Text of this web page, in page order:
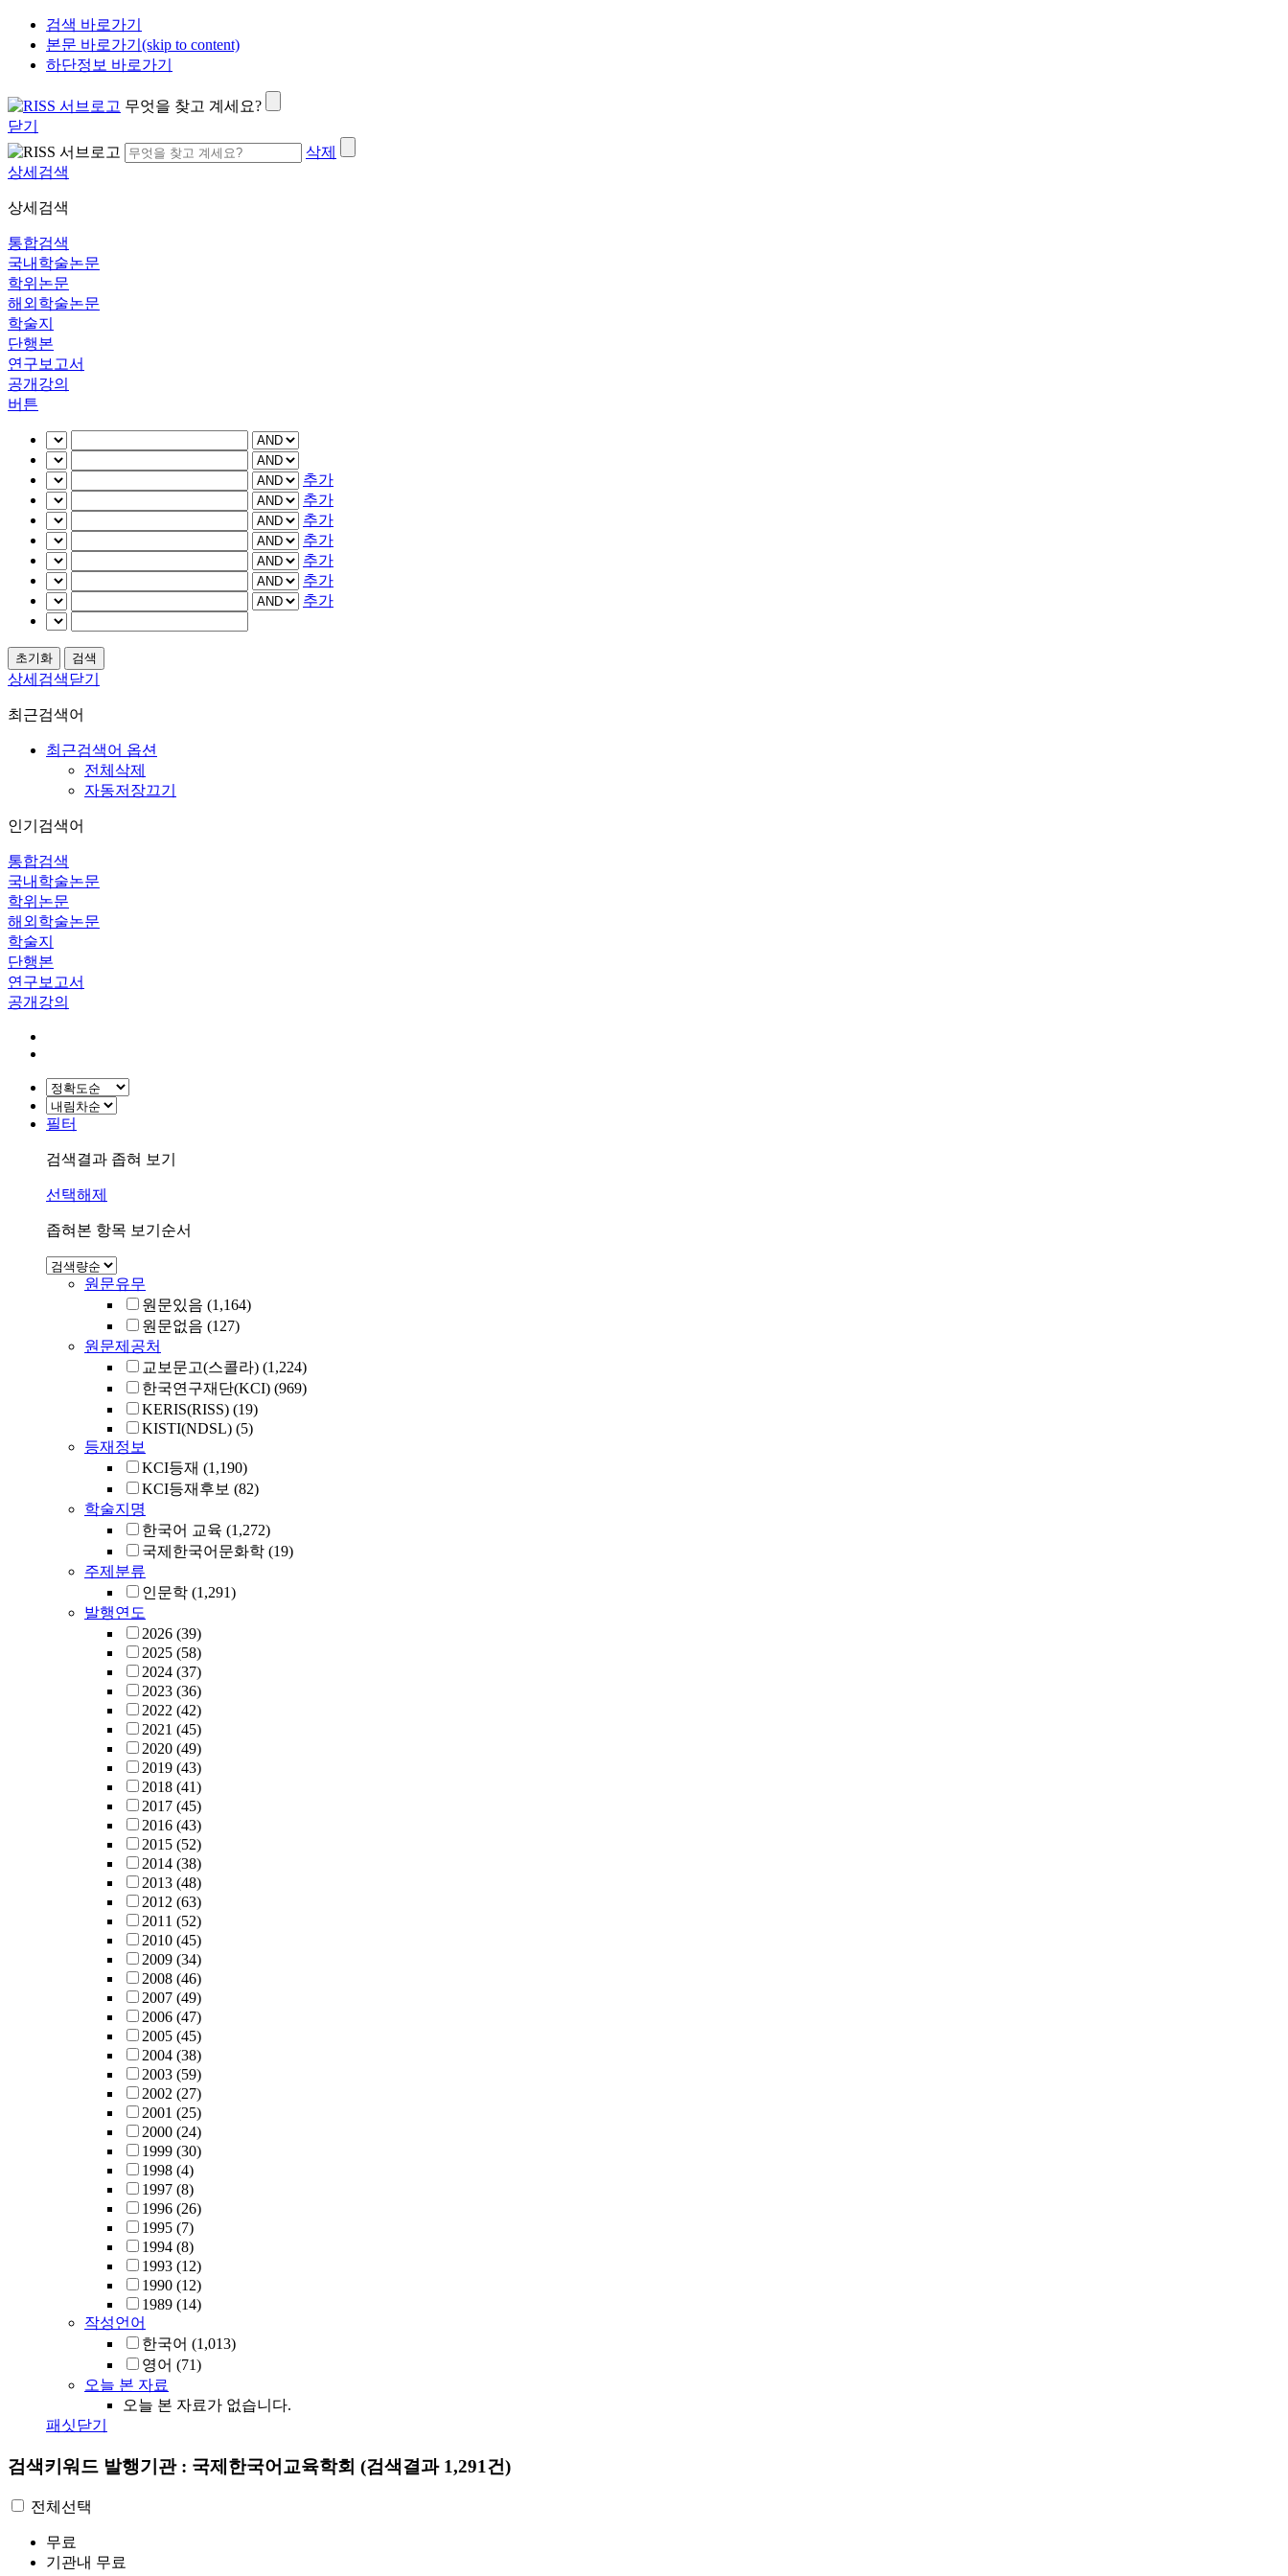
검색 바로가기
본문 바로가기(skip to content)
하단정보 바로가기
무엇을 찾고 계세요?
닫기
삭제
상세검색
상세검색
통합검색
국내학술논문
학위논문
해외학술논문
학술지
단행본
연구보고서
공개강의
버튼
추가
추가
추가
추가
추가
추가
추가
상세검색닫기
최근검색어
최근검색어 옵션
전체삭제
자동저장끄기
인기검색어
통합검색
국내학술논문
학위논문
해외학술논문
학술지
단행본
연구보고서
공개강의
필터
검색결과 좁혀 보기
선택해제
좁혀본 항목 보기순서
원문유무
원문있음 (1,164)
원문없음 (127)
원문제공처
교보문고(스콜라) (1,224)
한국연구재단(KCI) (969)
KERIS(RISS) (19)
KISTI(NDSL) (5)
등재정보
KCI등재 (1,190)
KCI등재후보 (82)
학술지명
한국어 교육 (1,272)
국제한국어문화학 (19)
주제분류
인문학 (1,291)
발행연도
2026 (39)
2025 (58)
2024 (37)
2023 (36)
2022 (42)
2021 (45)
2020 (49)
2019 (43)
2018 (41)
2017 (45)
2016 (43)
2015 (52)
2014 (38)
2013 (48)
2012 (63)
2011 (52)
2010 (45)
2009 (34)
2008 (46)
2007 (49)
2006 (47)
2005 (45)
2004 (38)
2003 (59)
2002 (27)
2001 (25)
2000 (24)
1999 (30)
1998 (4)
1997 (8)
1996 (26)
1995 (7)
1994 (8)
1993 (12)
1990 (12)
1989 (14)
작성언어
한국어 (1,013)
영어 (71)
오늘 본 자료
오늘 본 자료가 없습니다.
패싯닫기
검색키워드 발행기관 : 국제한국어교육학회 (검색결과 1,291건)
전체선택
무료
기관내 무료